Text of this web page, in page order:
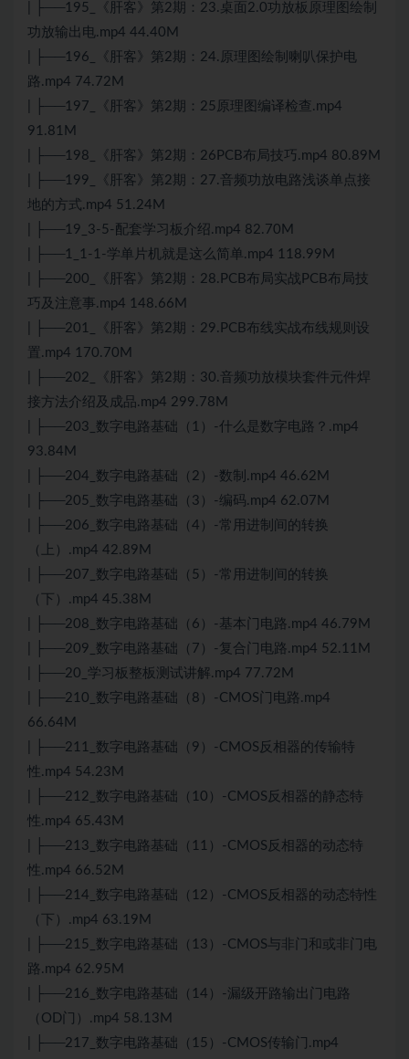
| ├──195_《肝客》第2期：23.桌面2.0功放板原理图绘制
功放输出电.mp4 44.40M
| ├──196_《肝客》第2期：24.原理图绘制喇叭保护电
路.mp4 74.72M
| ├──197_《肝客》第2期：25原理图编译检查.mp4
91.81M
| ├──198_《肝客》第2期：26PCB布局技巧.mp4 80.89M
| ├──199_《肝客》第2期：27.音频功放电路浅谈单点接
地的方式.mp4 51.24M
| ├──19_3-5-配套学习板介绍.mp4 82.70M
| ├──1_1-1-学单片机就是这么简单.mp4 118.99M
| ├──200_《肝客》第2期：28.PCB布局实战PCB布局技
巧及注意事.mp4 148.66M
| ├──201_《肝客》第2期：29.PCB布线实战布线规则设
置.mp4 170.70M
| ├──202_《肝客》第2期：30.音频功放模块套件元件焊
接方法介绍及成品.mp4 299.78M
| ├──203_数字电路基础（1）-什么是数字电路？.mp4
93.84M
| ├──204_数字电路基础（2）-数制.mp4 46.62M
| ├──205_数字电路基础（3）-编码.mp4 62.07M
| ├──206_数字电路基础（4）-常用进制间的转换
（上）.mp4 42.89M
| ├──207_数字电路基础（5）-常用进制间的转换
（下）.mp4 45.38M
| ├──208_数字电路基础（6）-基本门电路.mp4 46.79M
| ├──209_数字电路基础（7）-复合门电路.mp4 52.11M
| ├──20_学习板整板测试讲解.mp4 77.72M
| ├──210_数字电路基础（8）-CMOS门电路.mp4
66.64M
| ├──211_数字电路基础（9）-CMOS反相器的传输特
性.mp4 54.23M
| ├──212_数字电路基础（10）-CMOS反相器的静态特
性.mp4 65.43M
| ├──213_数字电路基础（11）-CMOS反相器的动态特
性.mp4 66.52M
| ├──214_数字电路基础（12）-CMOS反相器的动态特性
（下）.mp4 63.19M
| ├──215_数字电路基础（13）-CMOS与非门和或非门电
路.mp4 62.95M
| ├──216_数字电路基础（14）-漏级开路输出门电路
（OD门）.mp4 58.13M
| ├──217_数字电路基础（15）-CMOS传输门.mp4